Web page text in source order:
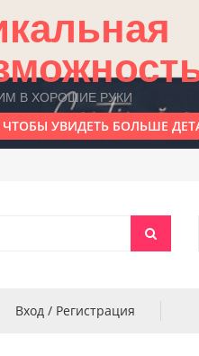
В ХОРОШИЕ РУКИ
УВИДЕТЬ БОЛЬШЕ
Вход / Регистрация